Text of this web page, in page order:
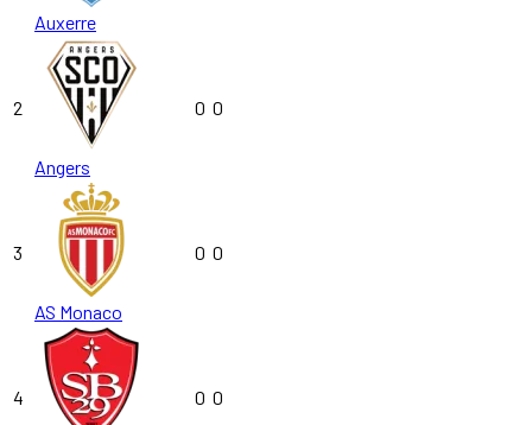
Auxerre
2
Angers
0 0
3
AS Monaco
0 0
4 0 0